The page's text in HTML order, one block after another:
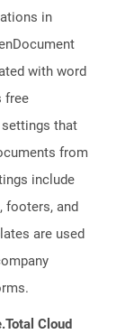
in
with word
free
settings that
from
include
footers, and
are used
Cloud